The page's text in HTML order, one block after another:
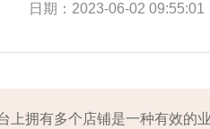
日期：2023-06-02 09:55:01
上拥有多个店铺是一种有效的